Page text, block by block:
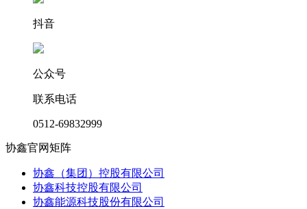
抖音
公众号
联系电话
0512-69832999
协鑫官网矩阵
协鑫（集团）控股有限公司
协鑫科技控股有限公司
协鑫能源科技股份有限公司